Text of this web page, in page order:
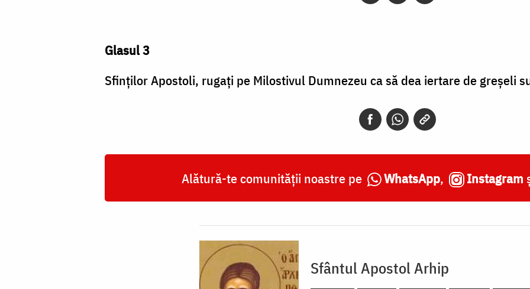
Glasul 3
Sfinţilor Apostoli, rugaţi pe Milostivul Dumnezeu ca să dea iertare de greşeli
Alătură-te comunității noastre pe WhatsApp, Instagram
Sfântul Apostol Arhip